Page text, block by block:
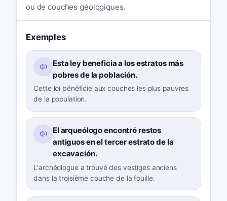
ou de couches géologiques.
Exemples
Esta ley beneficia a los estratos más
pobres de la población.
Cette loi bénéficie aux couches les plus pauvres
de la population.
El arqueólogo encontró restos
antiguos en el tercer estrato de la
excavación.
L'archéologue a trouvé des vestiges anciens
dans la troisième couche de la fouille.